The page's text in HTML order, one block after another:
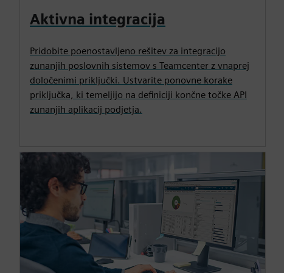
Aktivna integracija
Pridobite poenostavljeno rešitev za integracijo
zunanjih poslovnih sistemov s Teamcenter z vnaprej
določenimi priključki. Ustvarite ponovne korake
priključka, ki temeljijo na definiciji končne točke API
zunanjih aplikacij podjetja.